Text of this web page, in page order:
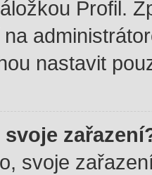
Profil.
nastavit
svoje